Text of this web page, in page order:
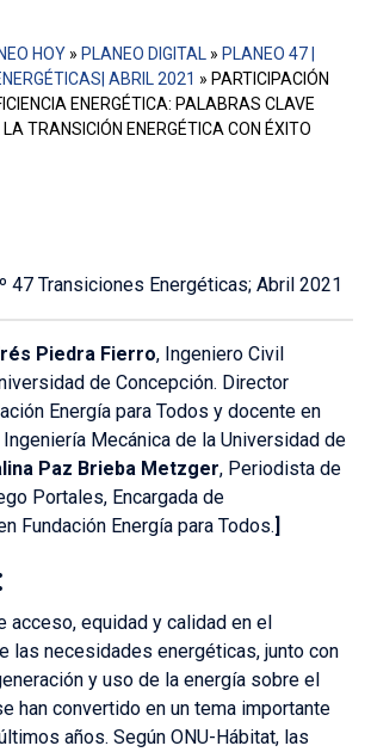
HOY » PLANEO DIGITAL » PLANEO 47 |
ABRIL 2021 » PARTICIPACIÓN
ENERGÉTICA: PALABRAS CLAVE
TRANSICIÓN ENERGÉTICA CON ÉXITO
47 Transiciones Energéticas; Abril 2021
Piedra Fierro, Ingeniero Civil
de Concepción. Director
Energía para Todos y docente en
Mecánica de la Universidad de
Paz Brieba Metzger, Periodista de
Portales, Encargada de
Fundación Energía para Todos.]
acceso, equidad y calidad en el
las necesidades energéticas, junto con
y uso de la energía sobre el
han convertido en un tema importante
años. Según ONU-Hábitat, las